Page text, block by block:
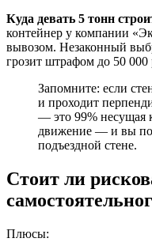
Куда девать 5 тонн
контейнер у компании
вывозом. Незаконный
грозит штрафом до 50 000
Запомните: если
и проходит
— это 99% несущая
движение — и вы
подъездной стене.
Стоит ли
Плюсы: